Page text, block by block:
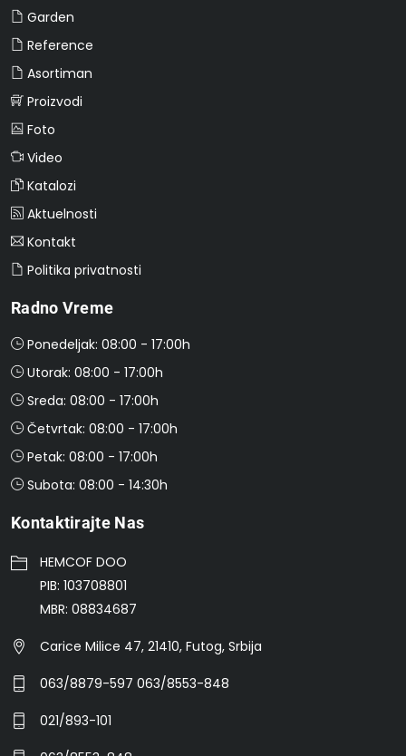
Garden
Reference
Asortiman
Proizvodi
Foto
Video
Katalozi
Aktuelnosti
Kontakt
Politika privatnosti
Radno Vreme
Ponedeljak: 08:00 - 17:00h
Utorak: 08:00 - 17:00h
Sreda: 08:00 - 17:00h
Četvrtak: 08:00 - 17:00h
Petak: 08:00 - 17:00h
Subota: 08:00 - 14:30h
Kontaktirajte Nas
HEMCOF DOO
PIB: 103708801
MBR: 08834687
Carice Milice 47, 21410, Futog, Srbija
063/8879-597 063/8553-848
021/893-101